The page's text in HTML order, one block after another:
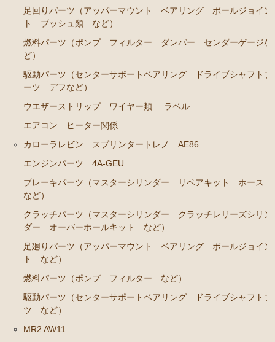
ブレーキパーツ（マスターシリンダー リペアキッ
ト ホース など）
クラッチパーツ（マスターシリンダー クラッチレリ
ーズシリンダー オーバーホールキット など）
ステアリングパーツ（各種リペアキット ラックブー
ツ ラックエンド タイロッドエンド など）
足回りパーツ（アッパーマウント ベアリング ボー
ルジョイント ブッシュ類 など）
燃料パーツ（ポンプ フィルター ダンパー センダ
駆動パーツ（センターサポートベアリング ドライブ
シャフトブーツ デフなど）
ウエザーストリップ ワイヤー類
ラベル
エアコン ヒーター関係
カローラレビン スプリンタートレノ AE86
エンジンパーツ 4A-GEU
ト ホース など）
足回りパーツ（アッパーマウント ベアリング ボールジョイン
ト ブッシュ類 など）
燃料パーツ（ポンプ フィルター ダンパー センダーゲージな
ど）
駆動パーツ（センターサポートベアリング ドライブシャフトブ
ーツ デフなど）
ウエザーストリップ ワイヤー類
ラベル
エアコン ヒーター関係
カローラレビン スプリンタートレノ AE86
エンジンパーツ 4A-GEU
ブレーキパーツ（マスターシリンダー リペアキット ホース
など）
クラッチパーツ（マスターシリンダー クラッチレリーズシリン
ダー オーバーホールキット など）
足廻りパーツ（アッパーマウント ベアリング ボールジョイン
ト など）
燃料パーツ（ポンプ フィルター など）
駆動パーツ（センターサポートベアリング ドライブシャフトブ
ツ など）
MR2 AW11